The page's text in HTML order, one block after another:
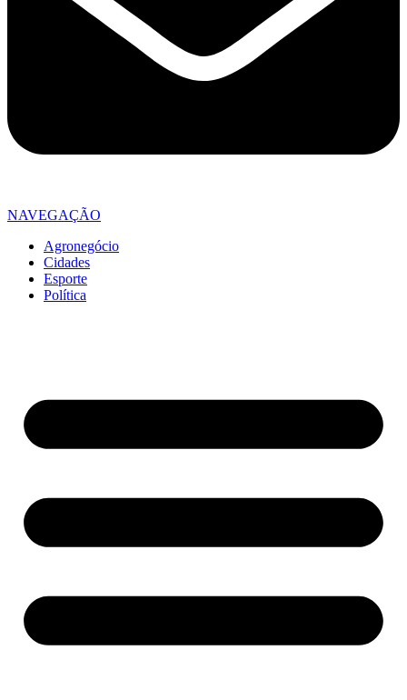
NAVEGAÇÃO
Agronegócio
Cidades
Esporte
Política